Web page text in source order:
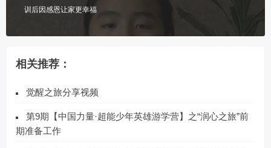
训后因感恩让家更幸福
相关推荐：
觉醒之旅分享视频
第9期【中国力量·超能少年英雄游学营】之“润心之旅”前
期准备工作